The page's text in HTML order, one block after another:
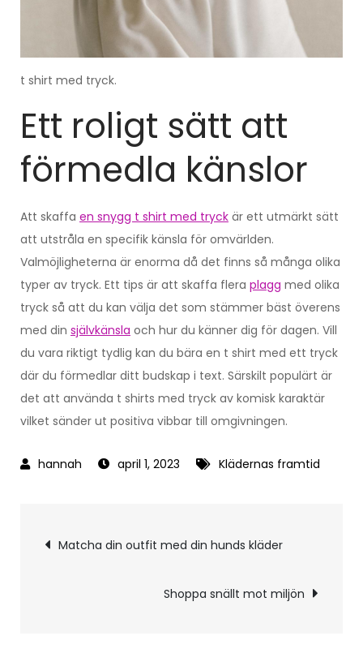
t shirt med tryck.
Ett roligt sätt att
förmedla känslor
Att skaffa en snygg t shirt med tryck är ett utmärkt sätt
att utstråla en specifik känsla för omvärlden.
Valmöjligheterna är enorma då det finns så många olika
typer av tryck. Ett tips är att skaffa flera plagg med olika
tryck så att du kan välja det som stämmer bäst överens
med din självkänsla och hur du känner dig för dagen. Vill
du vara riktigt tydlig kan du bära en t shirt med ett tryck
där du förmedlar ditt budskap i text. Särskilt populärt är
det att använda t shirts med tryck av komisk karaktär
vilket sänder ut positiva vibbar till omgivningen.
april 1, 2023 Klädernas framtid
Inläggsnavigering
Matcha din outfit med din hunds kläder
Shoppa snällt mot miljön